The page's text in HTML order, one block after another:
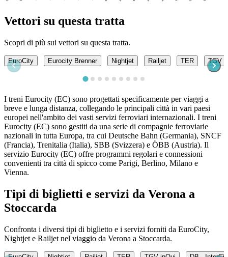
Vettori su questa tratta
Scopri di più sui vettori su questa tratta.
EuroCity Eurocity Brenner Nightjet Railjet TER TGV
I treni Eurocity (EC) sono progettati specificamente per viaggi a
breve e lunga distanza, collegando le principali città in vari paesi
europei nell'ambito dei vasti servizi ferroviari internazionali. I treni
Eurocity (EC) sono gestiti da una serie di compagnie ferroviarie
nazionali in tutta Europa, tra cui Deutsche Bahn (Germania), SNCF
(Francia), Trenitalia (Italia), SBB (Svizzera) e ÖBB (Austria). Il
servizio Eurocity (EC) offre programmi regolari e connessioni
convenienti tra città di spicco come Parigi, Berlino, Milano e
Vienna.
Tipi di biglietti e servizi da Verona a
Stoccarda
Confronta i diversi tipi di biglietto e i servizi forniti da EuroCity,
Nightjet e Railjet nel viaggio da Verona a Stoccarda.